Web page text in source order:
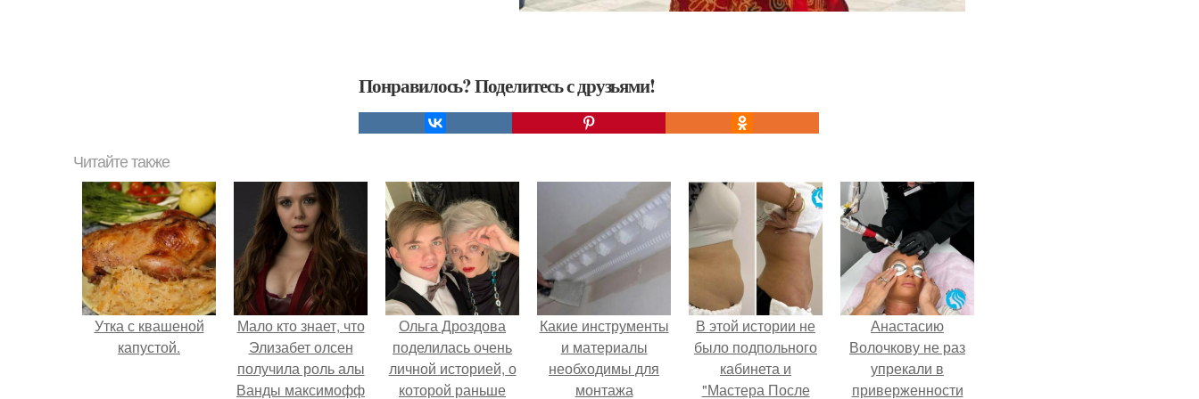
Понравилось? Поделитесь с друзьями!
Читайте также
Утка с квашеной
капустой.
Мало кто знает, что
Элизабет олсен
получила роль алы
Ванды максимофф
Ольга Дроздова
поделилась очень
личной историей, о
которой раньше
Какие инструменты
и материалы
необходимы для
монтажа
В этой истории не
было подпольного
кабинета и
"Мастера После
Анастасию
Волочкову не раз
упрекали в
приверженности